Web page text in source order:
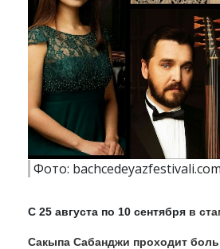
Фото: bachcedeyazfestivali.com
С 25 августа по 10 сентября в
Сакыпа Сабанджи проходит